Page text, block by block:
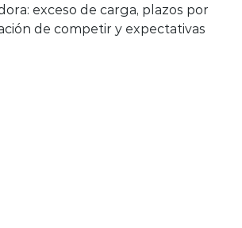
exceso de carga, plazos por
de competir y expectativas